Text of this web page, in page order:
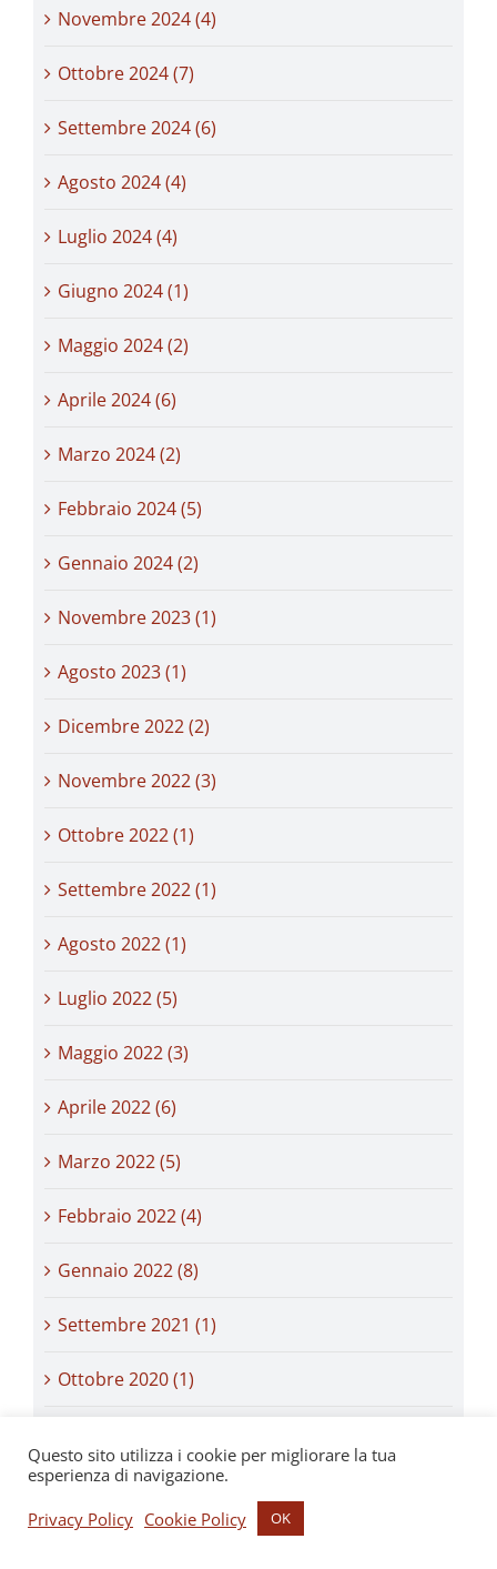
Novembre 2024 (4)
Ottobre 2024 (7)
Settembre 2024 (6)
Agosto 2024 (4)
Luglio 2024 (4)
Giugno 2024 (1)
Maggio 2024 (2)
Aprile 2024 (6)
Marzo 2024 (2)
Febbraio 2024 (5)
Gennaio 2024 (2)
Novembre 2023 (1)
Agosto 2023 (1)
Dicembre 2022 (2)
Novembre 2022 (3)
Ottobre 2022 (1)
Settembre 2022 (1)
Agosto 2022 (1)
Luglio 2022 (5)
Maggio 2022 (3)
Aprile 2022 (6)
Marzo 2022 (5)
Febbraio 2022 (4)
Gennaio 2022 (8)
Settembre 2021 (1)
Ottobre 2020 (1)
Dicembre 2016 (1)
Questo sito utilizza i cookie per migliorare la tua
esperienza di navigazione.
Privacy Policy Cookie Policy OK